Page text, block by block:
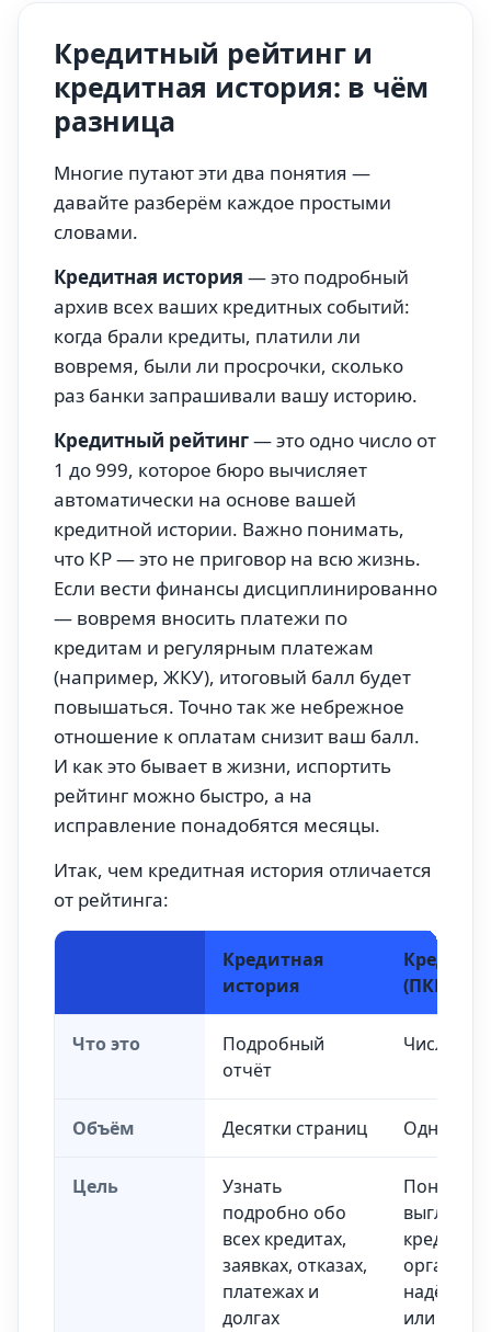
Кредитный рейтинг и
кредитная история: в чём
разница
Многие путают эти два понятия —
давайте разберём каждое простыми
словами.
Кредитная история — это подробный
архив всех ваших кредитных событий:
когда брали кредиты, платили ли
вовремя, были ли просрочки, сколько
раз банки запрашивали вашу историю.
Кредитный рейтинг— это одно число от
1 до 999, которое бюро вычисляет
автоматически на основе вашей
кредитной истории. Важно понимать,
что КР — это не приговор на всю жизнь.
Если вести финансы дисциплинированно
— вовремя вносить платежи по
кредитам и регулярным платежам
(например, ЖКУ), итоговый балл будет
повышаться. Точно так же небрежное
отношение к оплатам снизит ваш балл.
И как это бывает в жизни, испортить
рейтинг можно быстро, а на
исправление понадобятся месяцы.
Итак, чем кредитная история отличается
от рейтинга:
Кредитная
история
(ПКР)
Что это
Подробный
отчёт
Объём Десятки страниц Одно
Цель
Узнать
подробно обо
всех кредитах,
заявках, отказах,
платежах и
долгах
Понять,
или